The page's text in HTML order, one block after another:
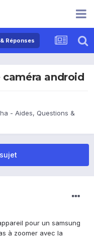
Réponses
android
- Aides, Questions &
pour un samsung
à zoomer avec la